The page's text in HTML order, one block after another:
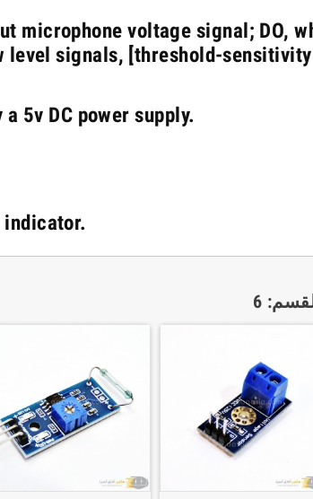
microphone voltage signal; DO,
signals, [threshold-
5v DC power supply.
indicator.
6